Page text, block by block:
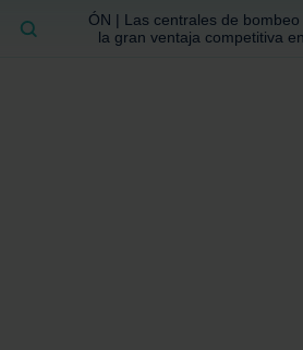
ÓN | Las centrales de bombeo
la gran ventaja competitiva
BUSCAR